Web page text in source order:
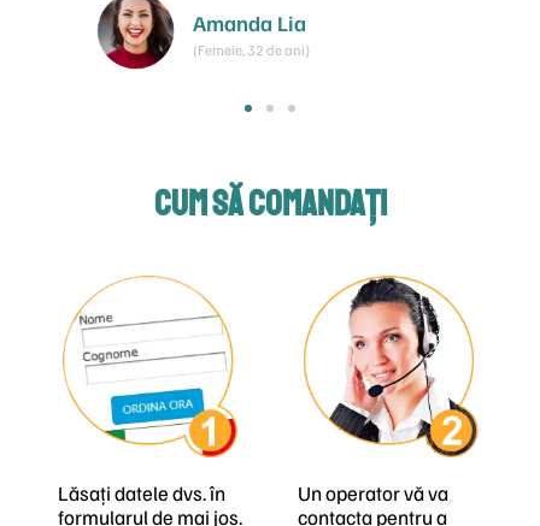
Amanda Lia
(Femeie, 32 de ani)
CUM SĂ COMANDAȚI
Lăsați datele dvs. în
formularul de mai jos.
Un operator vă va
contacta pentru a